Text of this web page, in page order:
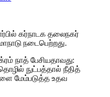
கர்நாடக தலைநகர்
நடைபெற்றது.
நாத் பேசியதாவது:
நுட்பத்தால் நீதித்
மேம்படுத்த உதவ